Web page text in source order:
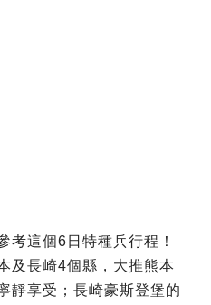
考這個6日特種兵行程！
及長崎4個縣，大推熊本
靜享受；長崎豪斯登堡的